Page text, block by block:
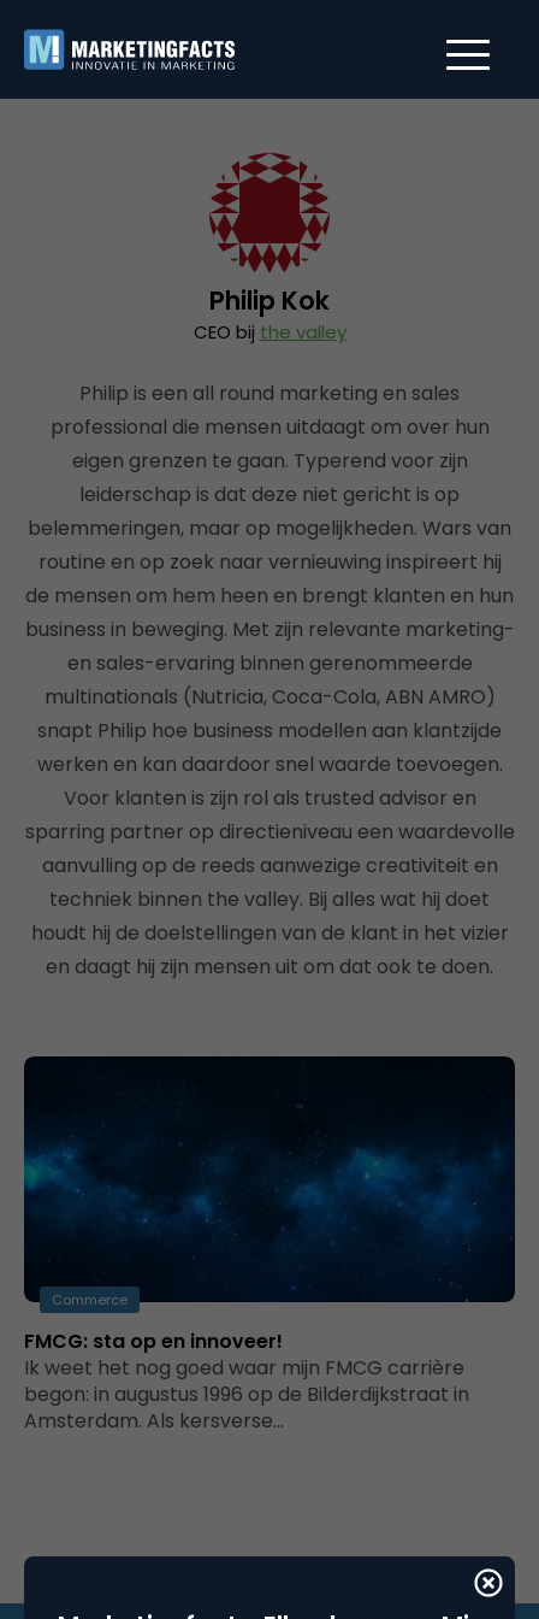
Philip Kok
CEO bij the valley
Philip is een all round marketing en sales
professional die mensen uitdaagt om over hun
eigen grenzen te gaan. Typerend voor zijn
leiderschap is dat deze niet gericht is op
belemmeringen, maar op mogelijkheden. Wars van
routine en op zoek naar vernieuwing inspireert hij
de mensen om hem heen en brengt klanten en hun
business in beweging. Met zijn relevante marketing-
en sales-ervaring binnen gerenommeerde
multinationals (Nutricia, Coca-Cola, ABN AMRO)
snapt Philip hoe business modellen aan klantzijde
werken en kan daardoor snel waarde toevoegen.
Voor klanten is zijn rol als trusted advisor en
sparring partner op directieniveau een waardevolle
aanvulling op de reeds aanwezige creativiteit en
techniek binnen the valley. Bij alles wat hij doet
houdt hij de doelstellingen van de klant in het vizier
en daagt hij zijn mensen uit om dat ook te doen.
Commerce
FMCG: sta op en innoveer!
Ik weet het nog goed waar mijn FMCG carrière
begon: in augustus 1996 op de Bilderdijkstraat in
Amsterdam. Als kersverse…